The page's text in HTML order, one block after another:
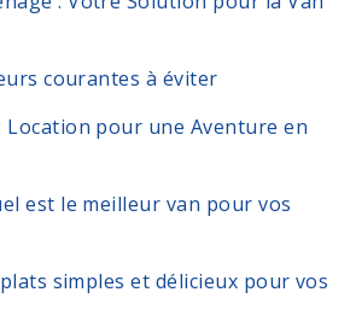
courantes à éviter
Location pour une Aventure en
est le meilleur van pour vos
simples et délicieux pour vos